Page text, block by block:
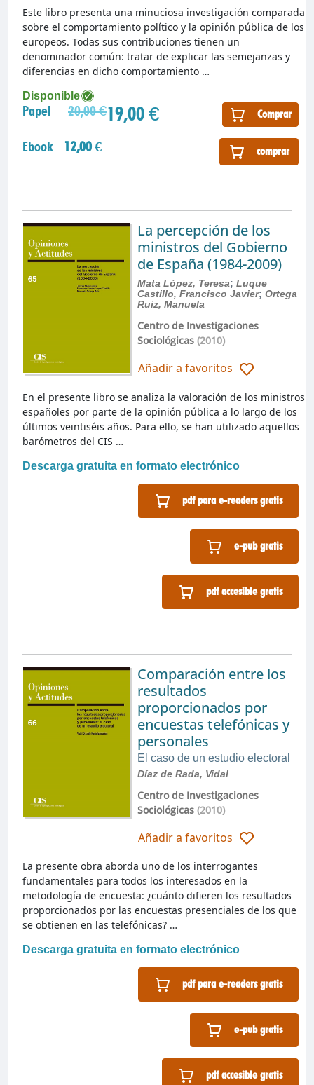
Disponible
Papel 20,00 €19,00 € Comprar
Ebook 12,00 € comprar
Este libro presenta una minuciosa investigación comparada
sobre el comportamiento político y la opinión pública de los
europeos. Todas sus contribuciones tienen un
denominador común: tratar de explicar las semejanzas y
diferencias en dicho comportamiento …
La percepción de los
ministros del Gobierno
de España (1984-2009)
Mata López, Teresa; Luque
Castillo, Francisco Javier; Ortega
Ruiz, Manuela
Centro de Investigaciones
Sociológicas(2010)
Añadir a favoritos
Descarga gratuita en formato electrónico
pdf para e-readers gratis
e-pub gratis
pdf accesible gratis
En el presente libro se analiza la valoración de los ministros
españoles por parte de la opinión pública a lo largo de los
últimos veintiséis años. Para ello, se han utilizado aquellos
barómetros del CIS …
Comparación entre los
resultados
proporcionados por
encuestas telefónicas y
personales
El caso de un estudio electoral
Díaz de Rada, Vidal
Centro de Investigaciones
Sociológicas(2010)
Añadir a favoritos
Descarga gratuita en formato electrónico
pdf para e-readers gratis
e-pub gratis
pdf accesible gratis
La presente obra aborda uno de los interrogantes
fundamentales para todos los interesados en la
metodología de encuesta: ¿cuánto difieren los resultados
proporcionados por las encuestas presenciales de los que
se obtienen en las telefónicas? …